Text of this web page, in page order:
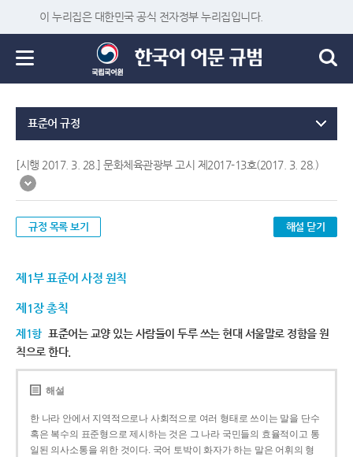
이 누리집은 대한민국 공식 전자정부 누리집입니다.
표준어 규정
[시행 2017. 3. 28.] 문화체육관광부 고시 제2017-13호(2017. 3. 28.)
규정 목록 보기 해설 닫기
제1부 표준어 사정 원칙
제1장 총칙
제1항 표준어는 교양 있는 사람들이 두루 쓰는 현대 서울말로 정함을 원
칙으로 한다.
해설
한 나라 안에서 지역적으로나 사회적으로 여러 형태로 쓰이는 말을 단수
혹은 복수의 표준형으로 제시하는 것은 그 나라 국민들의 효율적이고 통
일된 의사소통을 위한 것이다. 국어 토박이 화자가 하는 말은 어휘의 형